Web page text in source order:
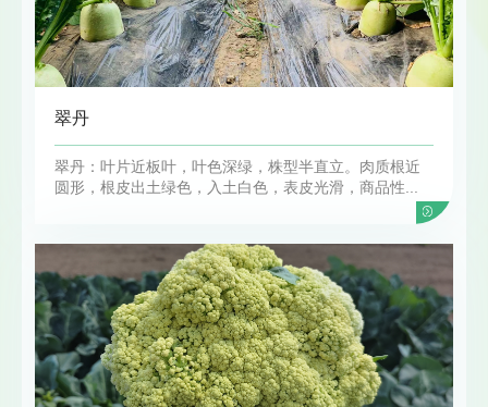
翠丹
翠丹：叶片近板叶，叶色深绿，株型半直立。肉质根近
圆形，根皮出土绿色，入土白色，表皮光滑，商品性...